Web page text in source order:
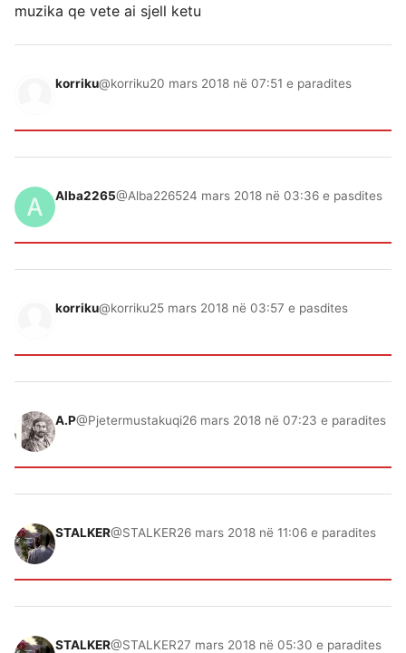
muzika qe vete ai sjell ketu
korriku@korriku20 mars 2018 në 07:51 e paradites
Alba2265@Alba226524 mars 2018 në 03:36 e pasdites
korriku@korriku25 mars 2018 në 03:57 e pasdites
A.P@Pjetermustakuqi26 mars 2018 në 07:23 e paradites
STALKER@STALKER26 mars 2018 në 11:06 e paradites
STALKER@STALKER27 mars 2018 në 05:30 e paradites